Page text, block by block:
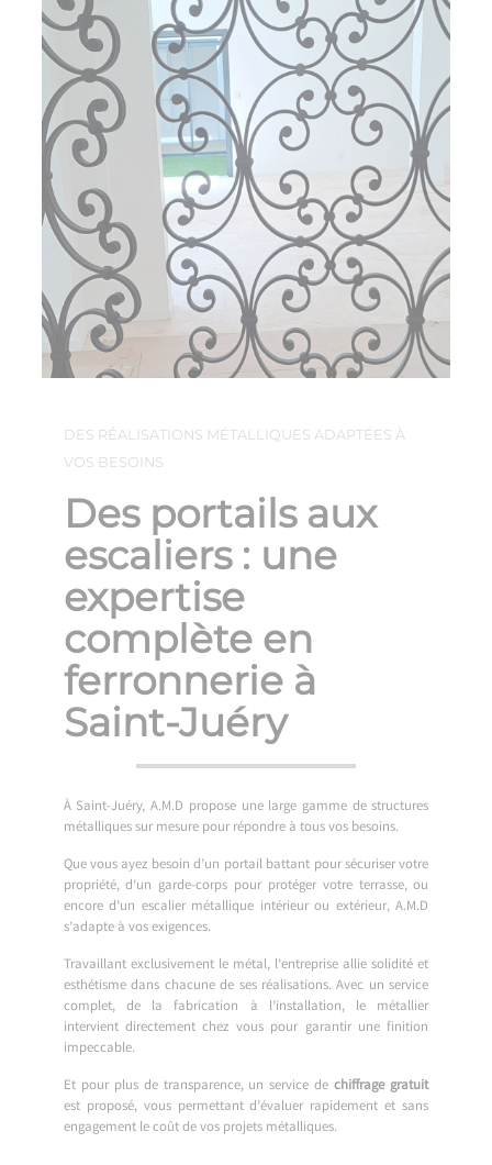
DES RÉALISATIONS MÉTALLIQUES ADAPTÉES À
VOS BESOINS
Des portails aux
escaliers : une
expertise
complète en
ferronnerie à
Saint-Juéry
À Saint-Juéry, A.M.D propose une large gamme de structures
métalliques sur mesure pour répondre à tous vos besoins.
Que vous ayez besoin d’un portail battant pour sécuriser votre
propriété, d’un garde-corps pour protéger votre terrasse, ou
encore d’un escalier métallique intérieur ou extérieur, A.M.D
s’adapte à vos exigences.
Travaillant exclusivement le métal, l’entreprise allie solidité et
esthétisme dans chacune de ses réalisations. Avec un service
complet, de la fabrication à l’installation, le métallier
intervient directement chez vous pour garantir une finition
impeccable.
Et pour plus de transparence, un service dechiffrage gratuit
est proposé, vous permettant d’évaluer rapidement et sans
engagement le coût de vos projets métalliques.